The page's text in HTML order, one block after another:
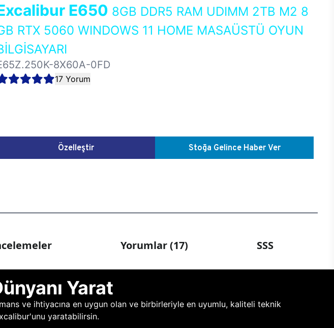
E650 8GB DDR5 RAM UDIMM 2TB M2 8
RTX 5060 WINDOWS 11 HOME MASAÜSTÜ OYUN
8X60A-0FD
17 Yorum
Özelleştir Stoğa Gelince Haber Ver
Yorumlar (17) SSS
Yarat
ve ihtiyacına en uygun olan ve birbirleriyle en uyumlu, kaliteli teknik
yaratabilirsin.